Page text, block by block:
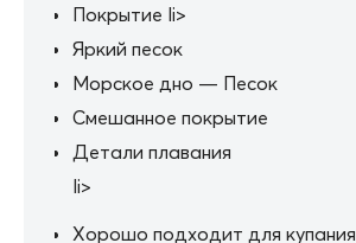
Покрытие li>
Яркий песок
Морское дно — Песок
Смешанное покрытие
Детали плавания
li>
Хорошо подходит для купания